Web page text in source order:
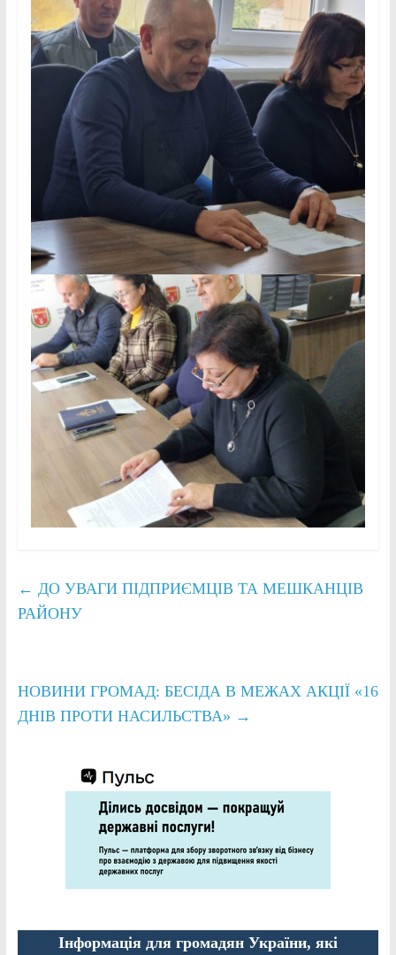
← ДО УВАГИ ПІДПРИЄМЦІВ ТА МЕШКАНЦІВ
РАЙОНУ
НОВИНИ ГРОМАД: БЕСІДА В МЕЖАХ АКЦІЇ «16
ДНІВ ПРОТИ НАСИЛЬСТВА» →
Інформація для громадян України, які